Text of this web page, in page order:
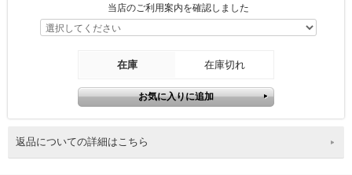
当店のご利用案内を確認しました
在庫 在庫切れ
返品についての詳細はこちら